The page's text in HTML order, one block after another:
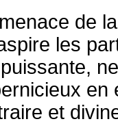
de
les
et